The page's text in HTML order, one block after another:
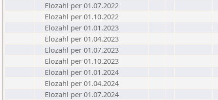
Elozahl per 01.07.2022
Elozahl per 01.10.2022
Elozahl per 01.01.2023
Elozahl per 01.04.2023
Elozahl per 01.07.2023
Elozahl per 01.10.2023
Elozahl per 01.01.2024
Elozahl per 01.04.2024
Elozahl per 01.07.2024